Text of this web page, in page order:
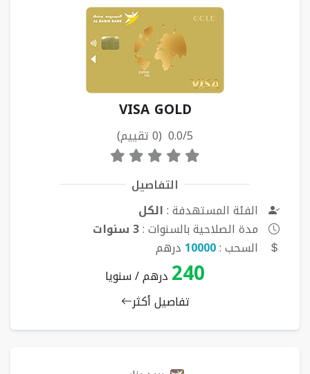
VISA GOLD
0.0/5 (0 تقييم)
التفاصيل
الفئة المستهدفة :الكل
مدة الصلاحية بالسنوات :3 سنوات
السحب :10000 درهم
240 درهم / سنويا
تفاصيل أكثر